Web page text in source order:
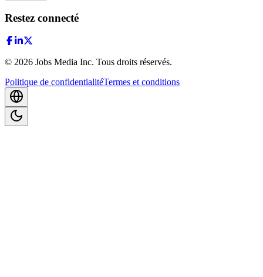
Restez connecté
© 2026 Jobs Media Inc. Tous droits réservés.
Politique de confidentialitéTermes et conditions